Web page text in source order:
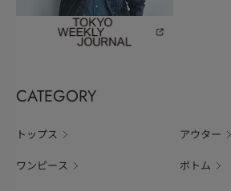
CATEGORY
トップス アウター
ワンピース ボトム